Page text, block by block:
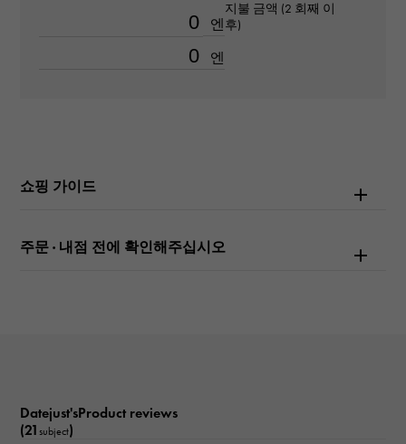
다이아몬드
엔
지불 금액 (2 회째 이
후)
엔
쇼핑 가이드
주문 · 내점 전에 확인해주십시오
Datejust'sProduct reviews
(21 subject)